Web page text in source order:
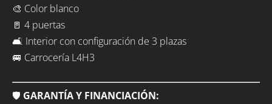
🎨 Color blanco
🚪 4 puertas
🛋️ Interior con configuración de 3 plazas
🚐 Carrocería L4H3
🛡️ GARANTÍA Y FINANCIACIÓN: